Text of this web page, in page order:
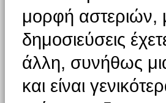
μορφή αστεριών,
δημοσιεύσεις
άλλη, συνήθως
και είναι